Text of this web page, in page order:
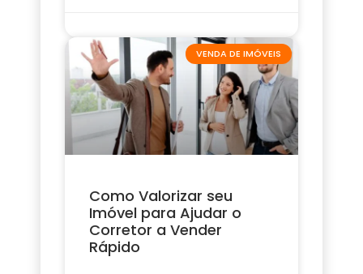
VENDA DE IMÓVEIS
Como Valorizar seu
Imóvel para Ajudar o
Corretor a Vender
Rápido